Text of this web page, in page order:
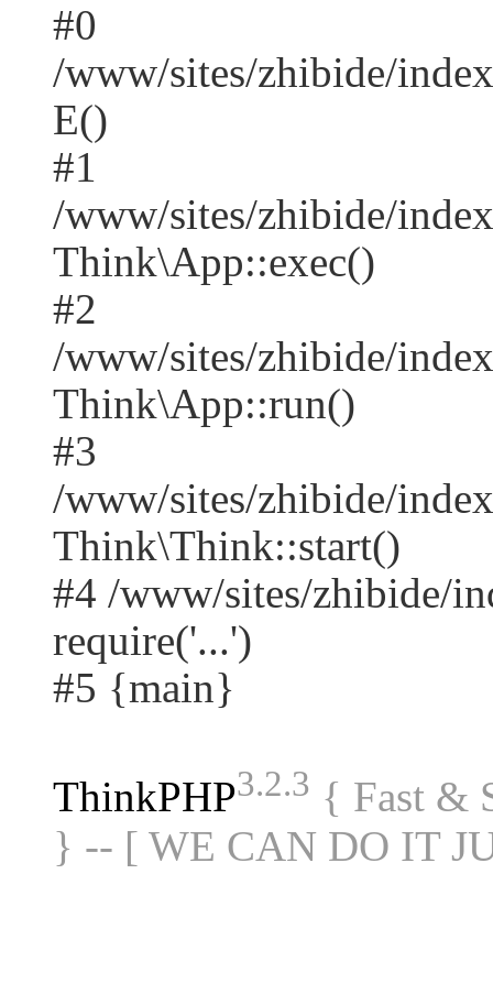
#0
/www/sites/zhibide/
E()
#1
/www/sites/zhibide/
Think\App::exec()
#2
/www/sites/zhibide/
Think\App::run()
#3
/www/sites/zhibide/
Think\Think::start()
#4 /www/sites/zhibide/
require('...')
#5 {main}
ThinkPHP3.2.3 { Fast &
} -- [ WE CAN DO IT